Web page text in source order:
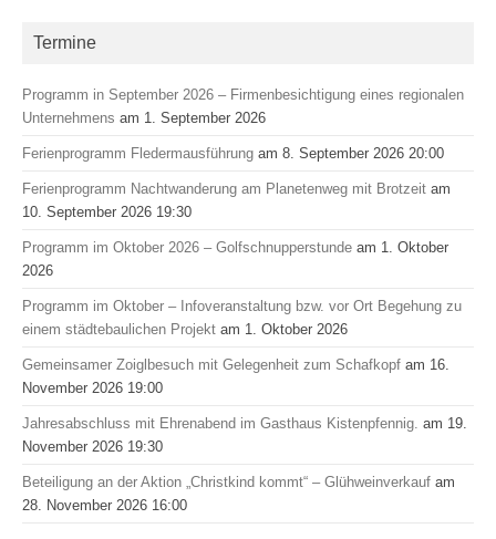
Termine
Programm in September 2026 – Firmenbesichtigung eines regionalen
Unternehmens am 1. September 2026
Ferienprogramm Fledermausführung am 8. September 2026 20:00
Ferienprogramm Nachtwanderung am Planetenweg mit Brotzeit am
10. September 2026 19:30
Programm im Oktober 2026 – Golfschnupperstunde am 1. Oktober
2026
Programm im Oktober – Infoveranstaltung bzw. vor Ort Begehung zu
einem städtebaulichen Projekt am 1. Oktober 2026
Gemeinsamer Zoiglbesuch mit Gelegenheit zum Schafkopf am 16.
November 2026 19:00
Jahresabschluss mit Ehrenabend im Gasthaus Kistenpfennig. am 19.
November 2026 19:30
Beteiligung an der Aktion „Christkind kommt“ – Glühweinverkauf am
28. November 2026 16:00